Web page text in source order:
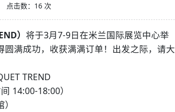
点击数：16 次
） 将于3月7-9日在米兰国际展览中心举
满成功，收获满满订单！出发之际，请大
TREND
14:00-18:00）